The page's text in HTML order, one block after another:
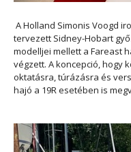
A Holland Simonis Voogd
tervezett Sidney-Hobart
modelljei mellett a Fareast
végzett. A koncepció, hogy
oktatásra, túrázásra és
hajó a 19R esetében is